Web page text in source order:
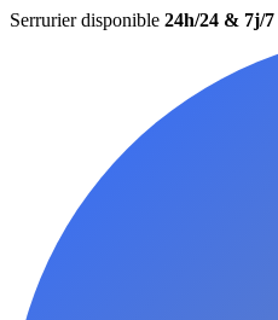
Serrurier disponible 24h/24 & 7j/7